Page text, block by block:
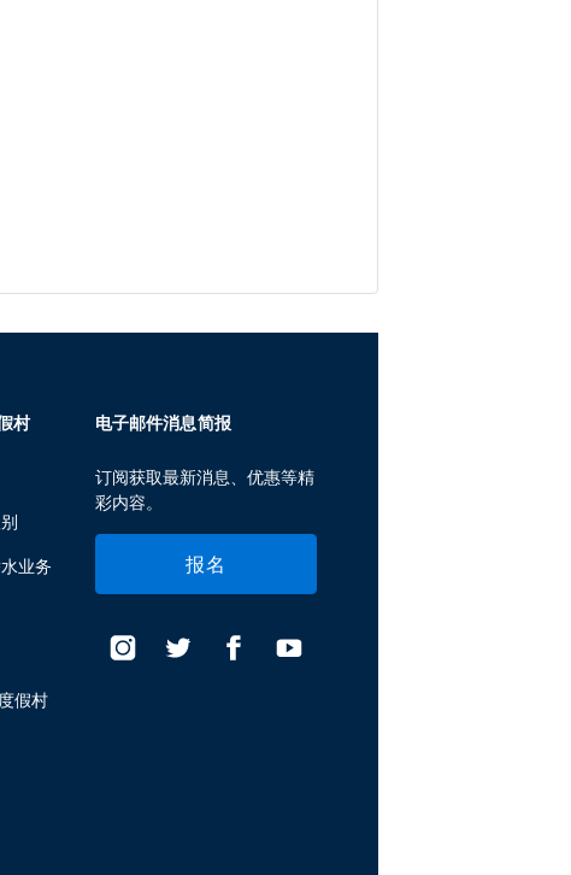
村
业务
假村
电子邮件消息简报
订阅获取最新消息、优惠等精
彩内容。
报名